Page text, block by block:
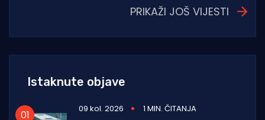
PRIKAŽI JOŠ VIJESTI
Istaknute objave
09 kol. 2026
1 MIN. ČITANJA